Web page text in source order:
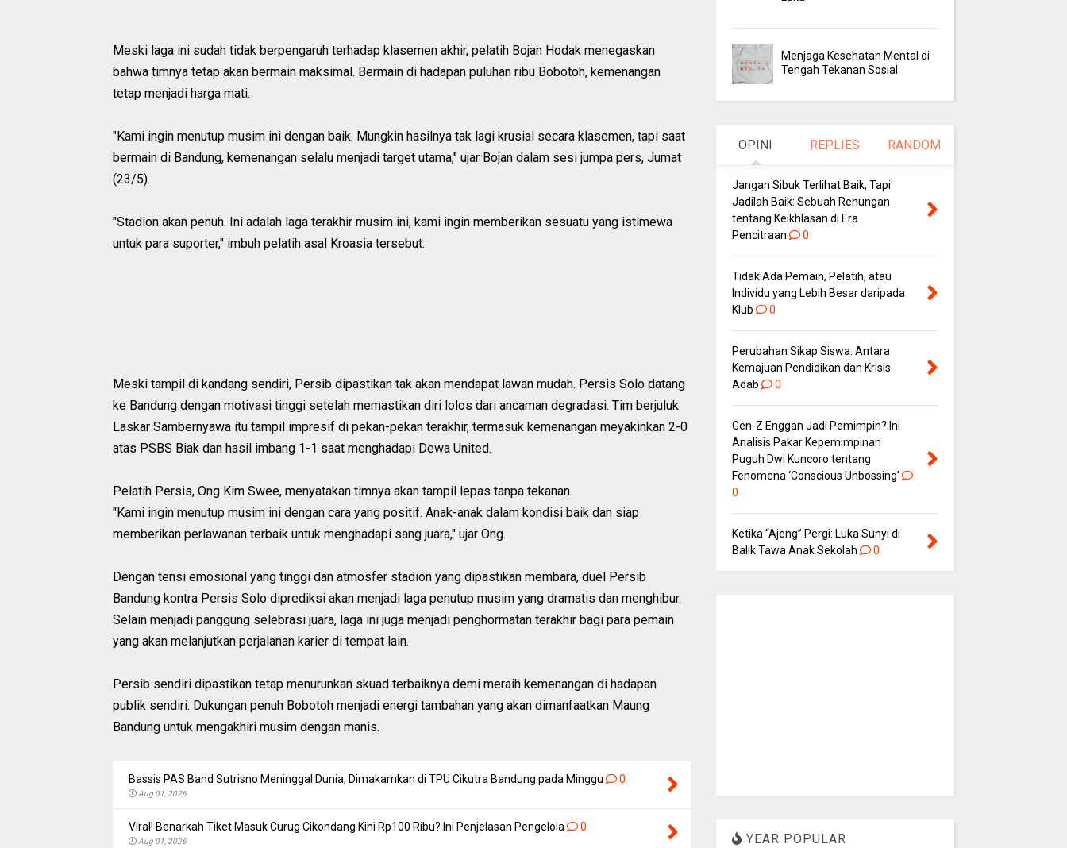
Meski laga ini sudah tidak berpengaruh terhadap klasemen akhir, pelatih Bojan Hodak menegaskan
bahwa timnya tetap akan bermain maksimal. Bermain di hadapan puluhan ribu Bobotoh, kemenangan
tetap menjadi harga mati.
"Kami ingin menutup musim ini dengan baik. Mungkin hasilnya tak lagi krusial secara klasemen, tapi saat
bermain di Bandung, kemenangan selalu menjadi target utama," ujar Bojan dalam sesi jumpa pers, Jumat
(23/5).
"Stadion akan penuh. Ini adalah laga terakhir musim ini, kami ingin memberikan sesuatu yang istimewa
untuk para suporter," imbuh pelatih asal Kroasia tersebut.
Meski tampil di kandang sendiri, Persib dipastikan tak akan mendapat lawan mudah. Persis Solo datang
ke Bandung dengan motivasi tinggi setelah memastikan diri lolos dari ancaman degradasi. Tim berjuluk
Laskar Sambernyawa itu tampil impresif di pekan-pekan terakhir, termasuk kemenangan meyakinkan 2-0
atas PSBS Biak dan hasil imbang 1-1 saat menghadapi Dewa United.
Pelatih Persis, Ong Kim Swee, menyatakan timnya akan tampil lepas tanpa tekanan.
"Kami ingin menutup musim ini dengan cara yang positif. Anak-anak dalam kondisi baik dan siap
memberikan perlawanan terbaik untuk menghadapi sang juara," ujar Ong.
Dengan tensi emosional yang tinggi dan atmosfer stadion yang dipastikan membara, duel Persib
Bandung kontra Persis Solo diprediksi akan menjadi laga penutup musim yang dramatis dan menghibur.
Selain menjadi panggung selebrasi juara, laga ini juga menjadi penghormatan terakhir bagi para pemain
yang akan melanjutkan perjalanan karier di tempat lain.
Persib sendiri dipastikan tetap menurunkan skuad terbaiknya demi meraih kemenangan di hadapan
publik sendiri. Dukungan penuh Bobotoh menjadi energi tambahan yang akan dimanfaatkan Maung
Bandung untuk mengakhiri musim dengan manis.
Bassis PAS Band Sutrisno Meninggal Dunia, Dimakamkan di TPU Cikutra Bandung pada Minggu 0
Aug 01, 2026
Viral! Benarkah Tiket Masuk Curug Cikondang Kini Rp100 Ribu? Ini Penjelasan Pengelola 0
Aug 01, 2026
Menjaga Kesehatan Mental di
Tengah Tekanan Sosial
OPINI REPLIES RANDOM
Jangan Sibuk Terlihat Baik, Tapi
Jadilah Baik: Sebuah Renungan
tentang Keikhlasan di Era
Pencitraan
0
Tidak Ada Pemain, Pelatih, atau
Individu yang Lebih Besar daripada
Klub
0
Perubahan Sikap Siswa: Antara
Kemajuan Pendidikan dan Krisis
Adab
0
Gen-Z Enggan Jadi Pemimpin? Ini
Analisis Pakar Kepemimpinan
Puguh Dwi Kuncoro tentang
Fenomena ‘Conscious Unbossing'
0
Ketika “Ajeng” Pergi: Luka Sunyi di
Balik Tawa Anak Sekolah
0
YEAR POPULAR